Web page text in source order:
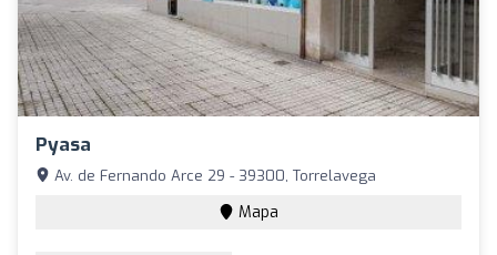
Pyasa
Av. de Fernando Arce 29 - 39300, Torrelavega
Mapa